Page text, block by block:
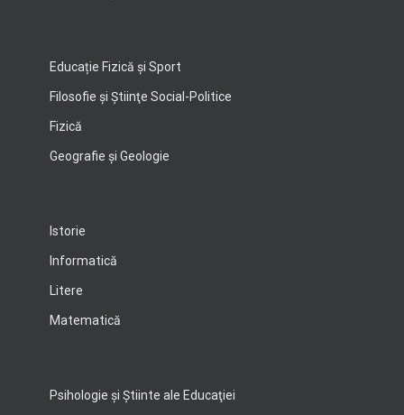
Educație Fizică și Sport
Filosofie şi Ştiinţe Social-Politice
Fizică
Geografie şi Geologie
Istorie
Informatică
Litere
Matematică
Psihologie şi Ştiinte ale Educaţiei